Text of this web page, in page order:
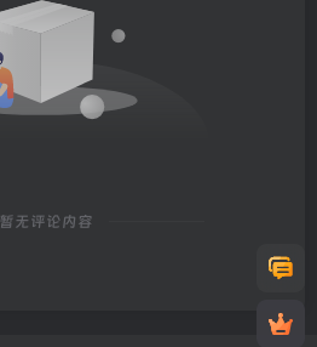
暂无评论内容